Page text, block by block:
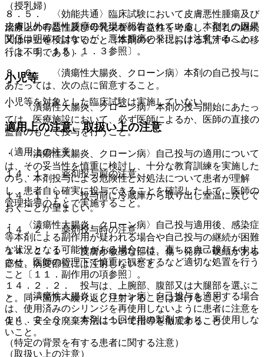
（授乳婦）
治療上の有益性及び母乳栄養の有益性を考慮し、授乳の継続
又は中止を検討すること（本剤のヒトにおける乳汁中への移
行は不明である）。
小児等
小児等を対象とした臨床試験は実施していない。
適用上の注意、取扱い上の注意
（適用上の注意）
１４．１． 薬剤投与前の注意
１４．１．１． 投与前に冷蔵庫から取り出し室温に戻して
おくことが望ましい。
１４．２． 薬剤投与時の注意
１４．２．１． 皮膚が敏感な部位、傷・発赤・硬結がある
部位、病変部位には注射しないこと。
１４．２．２． 投与は、上腕部、腹部又は大腿部を選ぶこ
と。同一箇所へ繰り返し注射することは避けること。
１４．２．３． 本剤は１回使用の製剤であり、再使用しな
いこと。
（取扱い上の注意）
８．５． 〈効能共通〉臨床試験において皮膚悪性腫瘍及び
皮膚以外の悪性腫瘍の発現が報告されている。本剤との因果
関係は明確ではないが、悪性腫瘍の発現には注意すること
〔１．１、１５．１．３参照〕。
８．６． 〈潰瘍性大腸炎、クローン病〉本剤の自己投与に
あたっては、次の点に留意すること。
・ 〈潰瘍性大腸炎、クローン病〉本剤の投与開始にあたっ
ては、医療施設において、必ず医師によるか、医師の直接の
監督のもとで投与を行うこと。
・ 〈潰瘍性大腸炎、クローン病〉自己投与の適用について
は、その妥当性を慎重に検討し、十分な教育訓練を実施した
のち、本剤投与による危険性と対処法について患者が理解
し、患者自ら確実に投与できることを確認した上で、医師の
管理指導のもとで実施すること。
・ 〈潰瘍性大腸炎、クローン病〉自己投与適用後、感染症
等本剤による副作用が疑われる場合や自己投与の継続が困難
な状況となる可能性がある場合には、直ちに自己投与を中止
させ、医師の管理下で慎重に観察するなど適切な処置を行う
こと〔１１．副作用の項参照〕。
・ 〈潰瘍性大腸炎、クローン病〉自己投与を適用する場合
は、使用済みのシリンジを再使用しないように患者に注意を
促し、安全な廃棄方法について指導を徹底すること。
（特定の背景を有する患者に関する注意）